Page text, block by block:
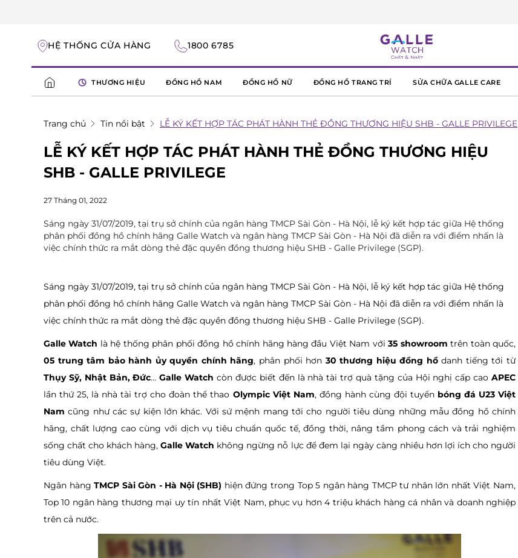
HỆ THỐNG CỬA HÀNG 1800 6785
THƯƠNG HIỆU ĐỒNG HỒ NAM ĐỒNG HỒ NỮ ĐỒNG HỒ TRANG TRÍ SỬA CHỮA GALLE CARE
Trang chủ Tin nổi bật LỄ KÝ KẾT HỢP TÁC PHÁT HÀNH THẺ ĐỒNG THƯƠNG HIỆU SHB - GALLE PRIVILEGE
LỄ KÝ KẾT HỢP TÁC PHÁT HÀNH THẺ ĐỒNG THƯƠNG HIỆU
SHB - GALLE PRIVILEGE
27 Tháng 01, 2022
Sáng ngày 31/07/2019, tại trụ sở chính của ngân hàng TMCP Sài Gòn - Hà Nội, lễ ký kết hợp tác giữa Hệ thống
phân phối đồng hồ chính hãng Galle Watch và ngân hàng TMCP Sài Gòn - Hà Nội đã diễn ra với điểm nhấn là
việc chính thức ra mắt dòng thẻ đặc quyền đồng thương hiệu SHB - Galle Privilege (SGP).
Sáng ngày 31/07/2019, tại trụ sở chính của ngân hàng TMCP Sài Gòn - Hà Nội, lễ ký kết hợp tác giữa Hệ thống
phân phối đồng hồ chính hãng Galle Watch và ngân hàng TMCP Sài Gòn - Hà Nội đã diễn ra với điểm nhấn là
việc chính thức ra mắt dòng thẻ đặc quyền đồng thương hiệu SHB - Galle Privilege (SGP).
Galle Watch là hệ thống phân phối đồng hồ chính hãng hàng đầu Việt Nam với35 showroomtrên toàn quốc,
05 trung tâm bảo hành ủy quyền chính hãng, phân phối hơn 30 thương hiệu đồng hồdanh tiếng tới từ
Thụy Sỹ, Nhật Bản, Đức...Galle Watch còn được biết đến là nhà tài trợ quà tặng của Hội nghị cấp caoAPEC
lần thứ 25, là nhà tài trợ cho đoàn thể thao Olympic Việt Nam, đồng hành cùng đội tuyển bóng đá U23 Việt
Nam cũng như các sự kiện lớn khác. Với sứ mệnh mang tới cho người tiêu dùng những mẫu đồng hồ chính
hãng, chất lượng cao cùng với dịch vụ tiêu chuẩn quốc tế, đồng thời, nâng tầm phong cách và trải nghiệm
sống chất cho khách hàng,Galle Watch không ngừng nỗ lực để đem lại ngày càng nhiều hơn lợi ích cho người
tiêu dùng Việt.
Ngân hàngTMCP Sài Gòn - Hà Nội (SHB) hiện đứng trong Top 5 ngân hàng TMCP tư nhân lớn nhất Việt Nam,
Top 10 ngân hàng thương mại uy tín nhất Việt Nam, phục vụ hơn 4 triệu khách hàng cá nhân và doanh nghiệp
trên cả nước.